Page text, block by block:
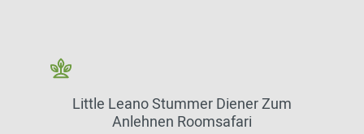
Little Leano Stummer Diener Zum
Anlehnen Roomsafari